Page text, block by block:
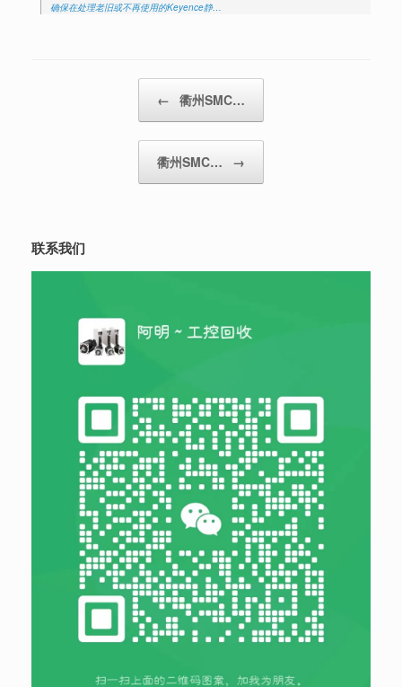
确保在处理老旧或不再使用的Keyence静…
← 衢州SMC…
衢州SMC… →
联系我们